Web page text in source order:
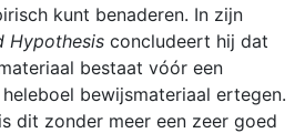
kunt benaderen. In zijn
Hypothesis concludeert hij dat
bestaat vóór een
bewijsmateriaal ertegen.
dit zonder meer een zeer goed